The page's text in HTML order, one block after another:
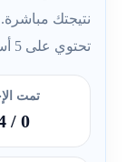
نتيجتك
تحتوي على 5 أسئلة.
تمت
0
/ 14